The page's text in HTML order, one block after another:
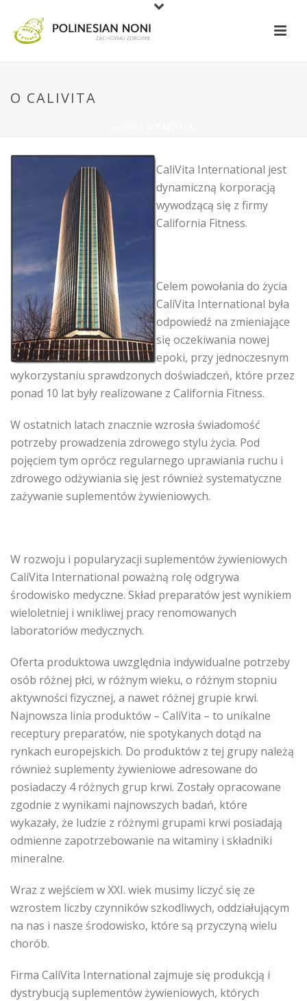
O CALIVITA
CaliVita International jest
dynamiczną korporacją
wywodzącą się z firmy
California Fitness.
Celem powołania do życia
CaliVita International była
odpowiedź na zmieniające
się oczekiwania nowej
epoki, przy jednoczesnym
wykorzystaniu sprawdzonych doświadczeń, które przez
ponad 10 lat były realizowane z California Fitness.
W ostatnich latach znacznie wzrosła świadomość
potrzeby prowadzenia zdrowego stylu życia. Pod
pojęciem tym oprócz regularnego uprawiania ruchu i
zdrowego odżywiania się jest również systematyczne
zażywanie suplementów żywieniowych.
W rozwoju i popularyzacji suplementów żywieniowych
CaliVita International poważną rolę odgrywa
środowisko medyczne. Skład preparatów jest wynikiem
wieloletniej i wnikliwej pracy renomowanych
laboratoriów medycznych.
Oferta produktowa uwzględnia indywidualne potrzeby
osób różnej płci, w różnym wieku, o różnym stopniu
aktywności fizycznej, a nawet różnej grupie krwi.
Najnowsza linia produktów – CaliVita – to unikalne
receptury preparatów, nie spotykanych dotąd na
rynkach europejskich. Do produktów z tej grupy należą
również suplementy żywieniowe adresowane do
posiadaczy 4 różnych grup krwi. Zostały opracowane
zgodnie z wynikami najnowszych badań, które
wykazały, że ludzie z różnymi grupami krwi posiadają
odmienne zapotrzebowanie na witaminy i składniki
mineralne.
Wraz z wejściem w XXI. wiek musimy liczyć się ze
wzrostem liczby czynników szkodliwych, oddziałującym
na nas i nasze środowisko, które są przyczyną wielu
chorób.
Firma CaliVita International zajmuje się produkcją i
dystrybucją suplementów żywieniowych, których